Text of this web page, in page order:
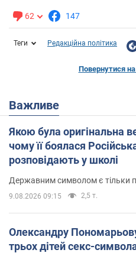
62 147
Теги Редакційна політика
Повернутися на
Важливе
Якою була оригінальна
чому її боялася
розповідають у школі
Державним символом є тільки
9.08.2026 09:15 2,5 т.
Олександру
трьох дітей секс-